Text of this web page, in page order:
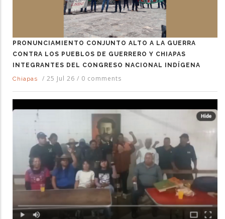
PRONUNCIAMIENTO CONJUNTO ALTO A LA GUERRA
CONTRA LOS PUEBLOS DE GUERRERO Y CHIAPAS
INTEGRANTES DEL CONGRESO NACIONAL INDÍGENA
Chiapas
/ 25 Jul 26 / 0 comments